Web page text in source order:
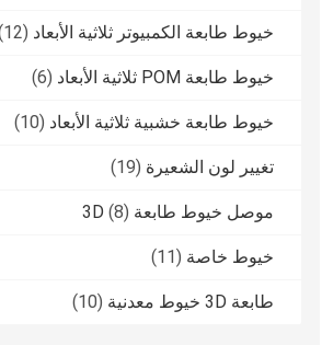
خيوط طابعة الكمبيوتر ثلاثية الأبعاد (12)
خيوط طابعة POM ثلاثية الأبعاد (6)
خيوط طابعة خشبية ثلاثية الأبعاد (10)
تغيير لون الشعيرة (19)
موصل خيوط طابعة 3D (8)
خيوط خاصة (11)
طابعة 3D خيوط معدنية (10)